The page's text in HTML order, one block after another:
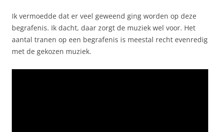
Ik vermoedde dat er veel geweend ging worden op deze
begrafenis. Ik dacht, daar zorgt de muziek wel voor. Het
aantal tranen op een begrafenis is meestal recht evenredig
met de gekozen muziek.